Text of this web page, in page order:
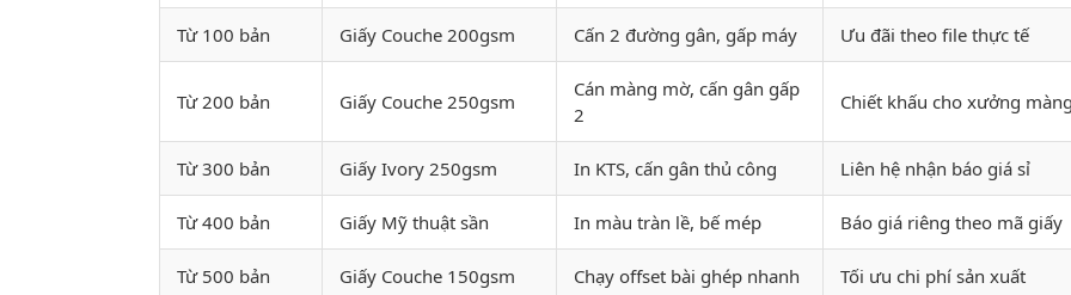
Từ 100 bản Giấy Couche 200gsm Cấn 2 đường gân, gấp máy Ưu đãi theo file thực tế
Từ 200 bản Giấy Couche 250gsm
Cán màng mờ, cấn gân gấp
2
Chiết khấu cho xưởng màng
Từ 300 bản Giấy Ivory 250gsm In KTS, cấn gân thủ công Liên hệ nhận báo giá sỉ
Từ 400 bản Giấy Mỹ thuật sần In màu tràn lề, bế mép Báo giá riêng theo mã giấy
Từ 500 bản Giấy Couche 150gsm Chạy offset bài ghép nhanh Tối ưu chi phí sản xuất